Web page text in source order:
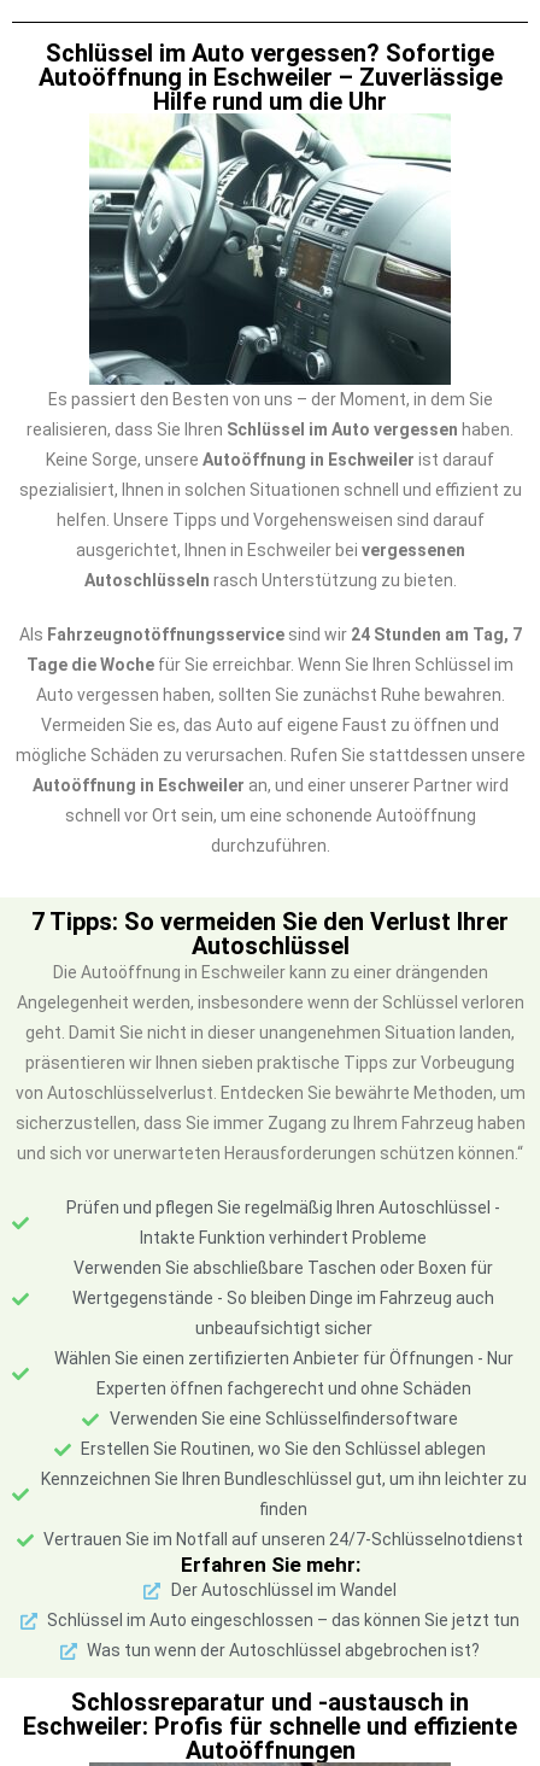
Schlüssel im Auto vergessen? Sofortige
Autoöffnung in Eschweiler – Zuverlässige
Hilfe rund um die Uhr
Es passiert den Besten von uns – der Moment, in dem Sie
realisieren, dass Sie Ihren Schlüssel im Auto vergessen haben.
Keine Sorge, unsere Autoöffnung in Eschweiler ist darauf
spezialisiert, Ihnen in solchen Situationen schnell und effizient zu
helfen. Unsere Tipps und Vorgehensweisen sind darauf
ausgerichtet, Ihnen in Eschweiler bei vergessenen
Autoschlüsseln rasch Unterstützung zu bieten.
Als Fahrzeugnotöffnungsservicesind wir 24 Stunden am Tag, 7
Tage die Woche für Sie erreichbar. Wenn Sie Ihren Schlüssel im
Auto vergessen haben, sollten Sie zunächst Ruhe bewahren.
Vermeiden Sie es, das Auto auf eigene Faust zu öffnen und
mögliche Schäden zu verursachen. Rufen Sie stattdessen unsere
Autoöffnung in Eschweiler an, und einer unserer Partner wird
schnell vor Ort sein, um eine schonende Autoöffnung
durchzuführen.
7 Tipps: So vermeiden Sie den Verlust Ihrer
Autoschlüssel
Die Autoöffnung in Eschweiler kann zu einer drängenden
Angelegenheit werden, insbesondere wenn der Schlüssel verloren
geht. Damit Sie nicht in dieser unangenehmen Situation landen,
präsentieren wir Ihnen sieben praktische Tipps zur Vorbeugung
von Autoschlüsselverlust. Entdecken Sie bewährte Methoden, um
sicherzustellen, dass Sie immer Zugang zu Ihrem Fahrzeug haben
und sich vor unerwarteten Herausforderungen schützen können.“
Prüfen und pflegen Sie regelmäßig Ihren Autoschlüssel -
Intakte Funktion verhindert Probleme
Verwenden Sie abschließbare Taschen oder Boxen für
Wertgegenstände - So bleiben Dinge im Fahrzeug auch
unbeaufsichtigt sicher
Wählen Sie einen zertifizierten Anbieter für Öffnungen - Nur
Experten öffnen fachgerecht und ohne Schäden
Verwenden Sie eine Schlüsselfindersoftware
Erstellen Sie Routinen, wo Sie den Schlüssel ablegen
Kennzeichnen Sie Ihren Bundleschlüssel gut, um ihn leichter zu
finden
Vertrauen Sie im Notfall auf unseren 24/7-Schlüsselnotdienst
Erfahren Sie mehr:
Der Autoschlüssel im Wandel
Schlüssel im Auto eingeschlossen – das können Sie jetzt tun
Was tun wenn der Autoschlüssel abgebrochen ist?
Schlossreparatur und -austausch in
Eschweiler: Profis für schnelle und effiziente
Autoöffnungen